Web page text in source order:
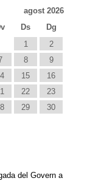
agost 2026
Ds
Dg
1
2
8
9
15
16
22
23
29
30
del Govern a